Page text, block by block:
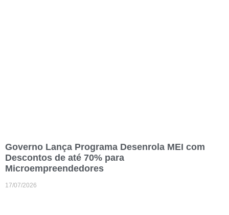
Governo Lança Programa Desenrola MEI com
Descontos de até 70% para
Microempreendedores
17/07/2026